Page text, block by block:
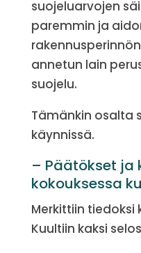
suojeluarvojen
paremmin ja
annetun lain
suojelu.
Tämänkin osalta
käynnissä.
– Päätökset ja
kokouksessa
Merkittiin tiedoksi
Kuultiin kaksi